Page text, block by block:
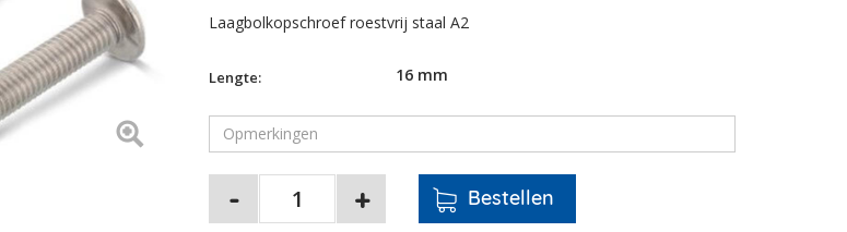
Laagbolkopschroef roestvrij staal A2
Lengte: 16 mm